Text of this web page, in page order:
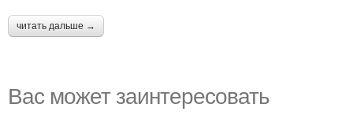
читать дальше →
Вас может заинтересовать